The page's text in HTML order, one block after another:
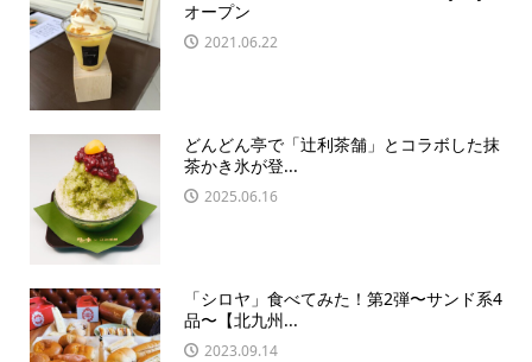
オープン
2021.06.22
どんどん亭で「辻利茶舗」とコラボした抹
茶かき氷が登...
2025.06.16
「シロヤ」食べてみた！第2弾〜サンド系4
品〜【北九州...
2023.09.14